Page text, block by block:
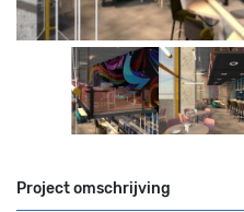
Project omschrijving